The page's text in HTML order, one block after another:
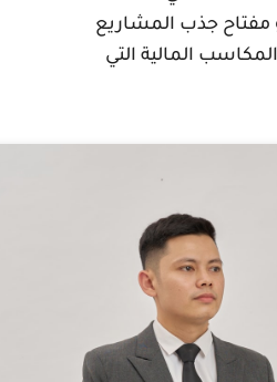
جذب المشاريع
المالية التي